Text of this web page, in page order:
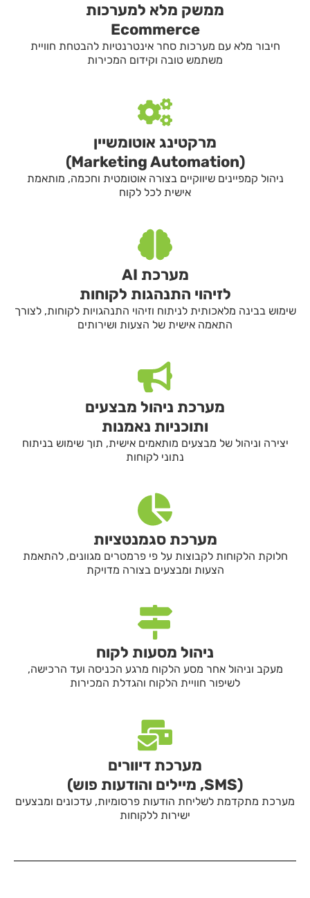
ממשק מלא למערכות
Ecommerce
חיבור מלא עם מערכות סחר אינטרנטיות להבטחת חוויית
משתמש טובה וקידום המכירות
מרקטינג אוטומשיין
(Marketing Automation)
ניהול קמפיינים שיווקיים בצורה אוטומטית וחכמה, מותאמת
אישית לכל לקוח
מערכת AI
לזיהוי התנהגות לקוחות
שימוש בבינה מלאכותית לניתוח וזיהוי התנהגויות לקוחות, לצורך
התאמה אישית של הצעות ושירותים
מערכת ניהול מבצעים
ותוכניות נאמנות
יצירה וניהול של מבצעים מותאמים אישית, תוך שימוש בניתוח
נתוני לקוחות
מערכת סגמנטציות
חלוקת הלקוחות לקבוצות על פי פרמטרים מגוונים, להתאמת
הצעות ומבצעים בצורה מדויקת
ניהול מסעות לקוח
מעקב וניהול אחר מסע הלקוח מרגע הכניסה ועד הרכישה,
לשיפור חוויית הלקוח והגדלת המכירות
מערכת דיוורים
(SMS, מיילים והודעות פוש)
מערכת מתקדמת לשליחת הודעות פרסומיות, עדכונים ומבצעים
ישירות ללקוחות